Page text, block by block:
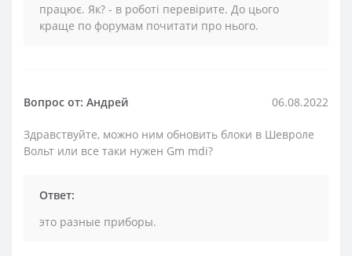
працює. Як? - в роботі перевірите. До цього
краще по форумам почитати про нього.
Вопрос от: Андрей 06.08.2022
Здравствуйте, можно ним обновить блоки в Шевроле
Вольт или все таки нужен Gm mdi?
Ответ:
это разные приборы.